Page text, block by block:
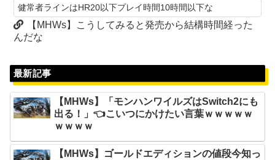
健常者ラインはHR20以下プレイ時間10時間以下な
【MHWs】こうしてみると発売から結構時間経った
んだな
最新記事
【MHWs】「モンハンワイルズはSwitch2にも
出る！」👈こいつにかけたい言葉ｗｗｗｗｗ
ｗｗｗｗ
【MHWs】ゴールドエディションの値段今知っ